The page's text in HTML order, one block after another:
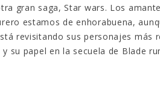
gran saga, Star wars. Los
estamos de enhorabuena,
revisitando sus personajes más
su papel en la secuela de Blade